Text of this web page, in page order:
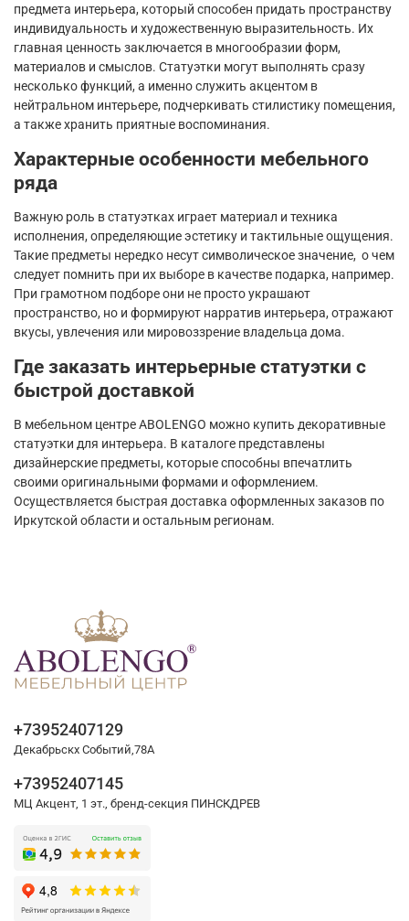
предмета интерьера, который способен придать пространству
индивидуальность и художественную выразительность. Их
главная ценность заключается в многообразии форм,
материалов и смыслов. Статуэтки могут выполнять сразу
несколько функций, а именно служить акцентом в
нейтральном интерьере, подчеркивать стилистику помещения,
а также хранить приятные воспоминания.
Характерные особенности мебельного
ряда
Важную роль в статуэтках играет материал и техника
исполнения, определяющие эстетику и тактильные ощущения.
Такие предметы нередко несут символическое значение, о чем
следует помнить при их выборе в качестве подарка, например.
При грамотном подборе они не просто украшают
пространство, но и формируют нарратив интерьера, отражают
вкусы, увлечения или мировоззрение владельца дома.
Где заказать интерьерные статуэтки с
быстрой доставкой
В мебельном центре ABOLENGO можно купить декоративные
статуэтки для интерьера. В каталоге представлены
дизайнерские предметы, которые способны впечатлить
своими оригинальными формами и оформлением.
Осуществляется быстрая доставка оформленных заказов по
Иркутской области и остальным регионам.
+73952407129
Декабрьскх Событий,78А
+73952407145
МЦ Акцент, 1 эт., бренд-секция ПИНСКДРЕВ